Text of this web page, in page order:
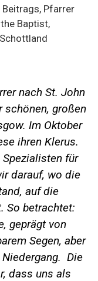
Pfarrer
Baptist,
nach St. John
schönen, großen
Im Oktober
ihren Klerus.
für
darauf, wo die
auf die
So betrachtet:
geprägt von
Segen, aber
Die
dass uns als